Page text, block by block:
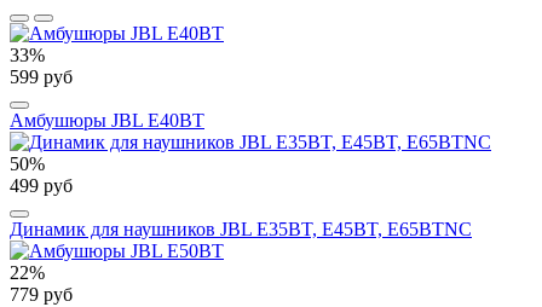
33%
599 руб
Амбушюры JBL E40BT
50%
499 руб
Динамик для наушников JBL E35BT, E45BT, E65BTNC
22%
779 руб